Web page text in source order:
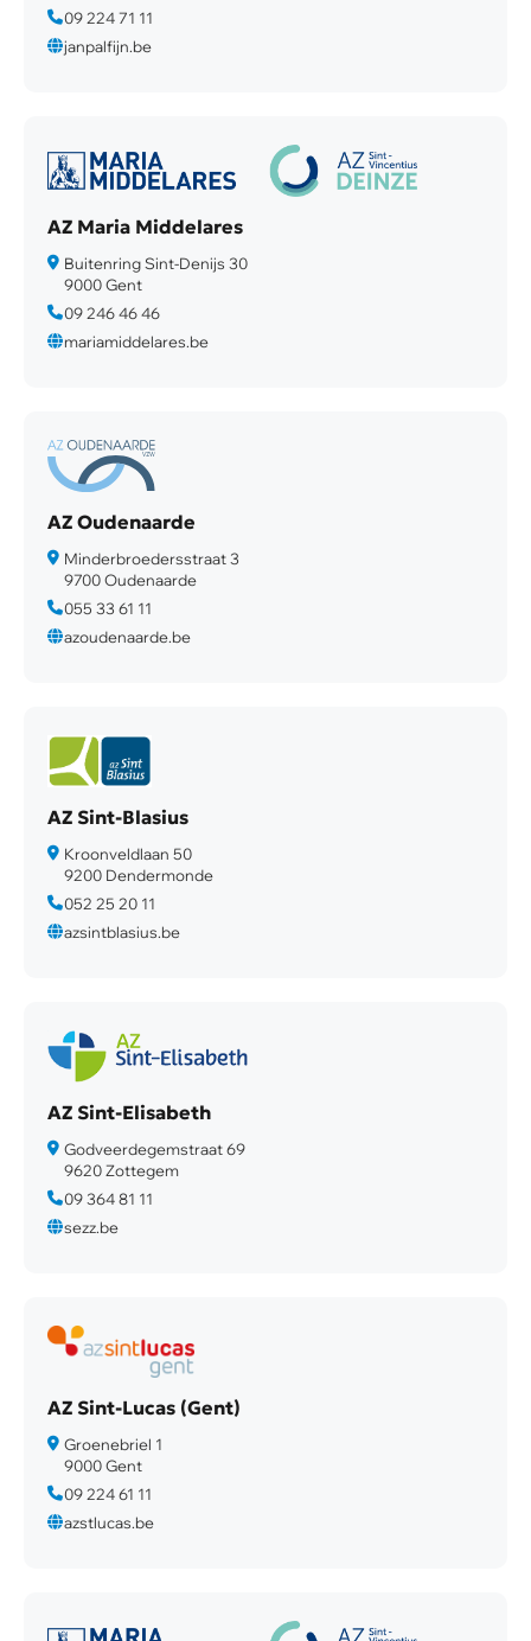
09 224 71 11
janpalfijn.be
AZ Maria Middelares
Buitenring Sint-Denijs 30
9000 Gent
09 246 46 46
mariamiddelares.be
AZ Oudenaarde
Minderbroedersstraat 3
9700 Oudenaarde
055 33 61 11
azoudenaarde.be
AZ Sint-Blasius
Kroonveldlaan 50
9200 Dendermonde
052 25 20 11
azsintblasius.be
AZ Sint-Elisabeth
Godveerdegemstraat 69
9620 Zottegem
09 364 81 11
sezz.be
AZ Sint-Lucas (Gent)
Groenebriel 1
9000 Gent
09 224 61 11
azstlucas.be